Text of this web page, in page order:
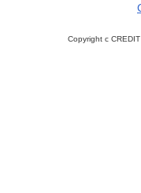
Copyright c